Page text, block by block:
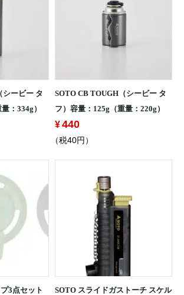
シービー タ
：334g）
SOTO CB TOUGH（シービー タ
フ）容量：125g（重量：220g）
440
（税40円）
3点セット
SOTO スライドガストーチ スケル